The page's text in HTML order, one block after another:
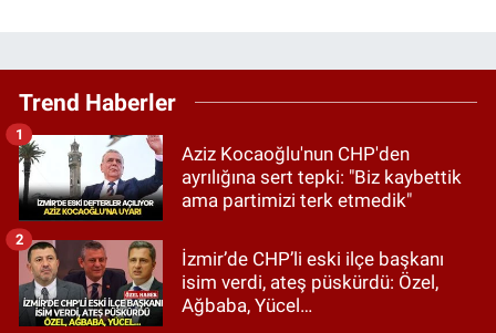
Trend Haberler
Aziz Kocaoğlu'nun CHP'den
ayrılığına sert tepki: "Biz kaybettik
ama partimizi terk etmedik"
1
İzmir’de CHP’li eski ilçe başkanı
isim verdi, ateş püskürdü: Özel,
Ağbaba, Yücel…
2